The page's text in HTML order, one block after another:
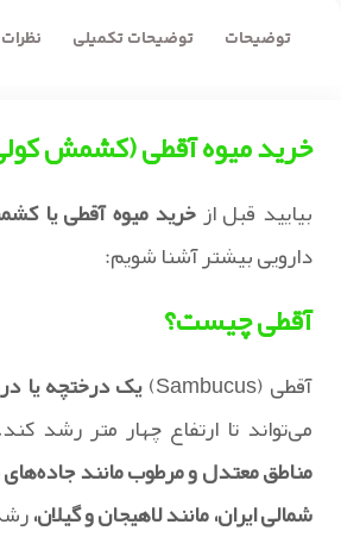
توضیحات توضیحات تکمیلی نظرات
خرید میوه آقطی (کشمش
بیایید قبل ازخرید میوه آقطی یا
دارویی بیشتر آشنا شویم:
آقطی چیست؟
آقطی (Sambucus) یک درختچه یا
می‌تواند تا ارتفاع چهار متر رشد
مناطق معتدل و مرطوب مانند جاده‌های
شمالی ایران، مانند لاهیجان و گیلان،